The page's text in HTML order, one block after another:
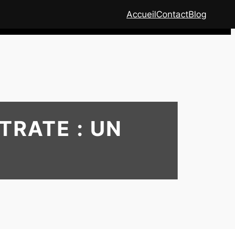
AccueilContactBlog
: UN